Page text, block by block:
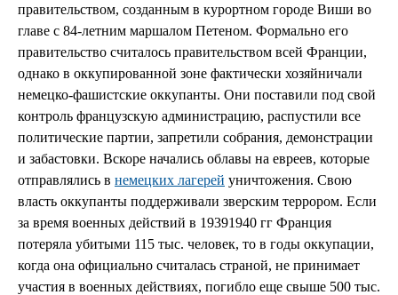
правительством, созданным в курортном городе Виши во
главе с 84-летним маршалом Петеном. Формально его
правительство считалось правительством всей Франции,
однако в оккупированной зоне фактически хозяйничали
немецко-фашистские оккупанты. Они поставили под свой
контроль французскую администрацию, распустили все
политические партии, запретили собрания, демонстрации
и забастовки. Вскоре начались облавы на евреев, которые
отправлялись в немецких лагерей уничтожения. Свою
власть оккупанты поддерживали зверским террором. Если
за время военных действий в 19391940 гг Франция
потеряла убитыми 115 тыс. человек, то в годы оккупации,
когда она официально считалась страной, не принимает
участия в военных действиях, погибло еще свыше 500 тыс.